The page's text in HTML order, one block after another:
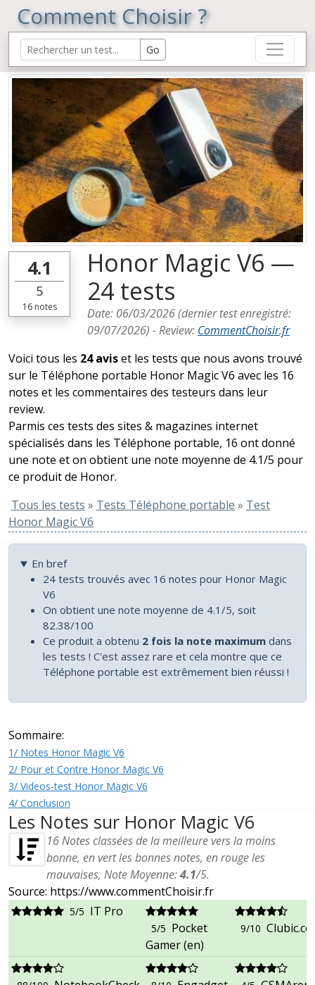
Comment Choisir ?
4.1
5
16notes
Honor Magic V6 —
24 tests
Date: 06/03/2026(dernier test enregistré:
09/07/2026) -Review: CommentChoisir.fr
Voici tous les 24 aviset les tests que nous avons trouvé
sur le Téléphone portable Honor Magic V6 avec les 16
notes et les commentaires des testeurs dans leur
review.
Parmis ces tests des sites & magazines internet
spécialisés dans les Téléphone portable, 16 ont donné
une note et on obtient une note moyenne de 4.1/5 pour
ce produit de Honor.
Tous les tests » Tests Téléphone portable » Test
Honor Magic V6
En bref
24 tests trouvés avec 16 notes pour Honor Magic
V6
On obtient une note moyenne de 4.1/5, soit
82.38/100
Ce produit a obtenu 2 fois la note maximum dans
les tests ! C'est assez rare et cela montre que ce
Téléphone portable est extrêmement bien réussi !
Sommaire:
1/ Notes Honor Magic V6
2/ Pour et Contre Honor Magic V6
3/ Videos-test Honor Magic V6
4/ Conclusion
Les Notes sur Honor Magic V6
16Notes classées de la meilleure vers la moins
bonne, en vert les bonnes notes, en rouge les
mauvaises, Note Moyenne:4.1/5.
Source: https://www.commentChoisir.fr
5/5 IT Pro
5/5 Pocket
Gamer (en)
9/10